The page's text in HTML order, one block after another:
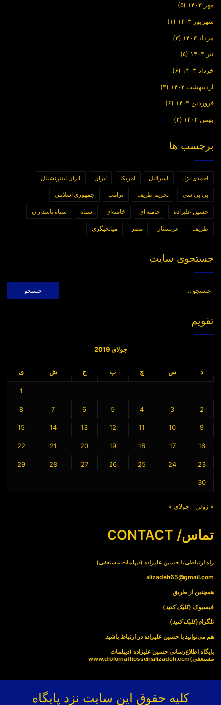
مهر ۱۴۰۳ (۵)
شهریور ۱۴۰۳ (۱)
مرداد ۱۴۰۳ (۳)
تیر ۱۴۰۳ (۵)
خرداد ۱۴۰۳ (۶)
اردیبهشت ۱۴۰۳ (۳)
فروردین ۱۴۰۳ (۶)
بهمن ۱۴۰۲ (۲)
برچسب ها
احمدی نژاد اسرائیل امریکا ایران ایران اینترنشنال
بی بی سی تحریم ظریف ترامپ جمهوری اسلامی
حسین علیزاده خامنه ای خامنه‌ای سپاه سپاه پاسداران
ظریف عربستان مصر میانجیگری
جستجوی سایت
تقویم
جولای 2019
د س چ پ ج ش ی
1
2
3
4
5
6
7
8
9
10
11
12
13
14
15
16
17
18
19
20
21
22
23
24
25
26
27
28
29
30
« ژوئن جولای »
تماس/ CONTACT
راه ارتباطی با حسین علیزاده (دیپلمات مستعفی)
alizadeh65@gmail.com
همچنین از طریق
فیسبوک (کلیک کنید)
تلگرام(کلیک کنید)
هم می‌توانید با حسین علیزاده در ارتباط باشید.
پایگاه اطلاع‌رسانی حسین علیزاده (دیپلمات
مستعفی)www.diplomathosseinalizadeh.com
کلیه حقوق این سایت نزد پایگاه